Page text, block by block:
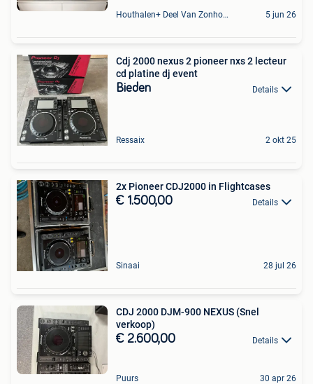
Houthalen+ Deel Van Zonhoven En Zolder 5 jun 26
Cdj 2000 nexus 2 pioneer nxs 2 lecteur
cd platine dj event
Bieden Details
Ressaix 2 okt 25
2x Pioneer CDJ2000 in Flightcases
€ 1.500,00 Details
Sinaai 28 jul 26
CDJ 2000 DJM-900 NEXUS (Snel
verkoop)
€ 2.600,00 Details
Puurs 30 apr 26